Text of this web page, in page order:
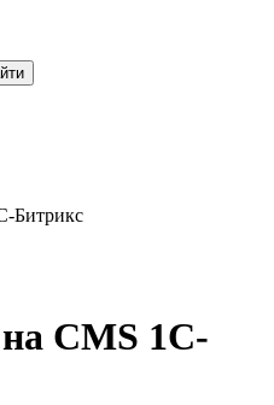
Битрикс
CMS 1С-